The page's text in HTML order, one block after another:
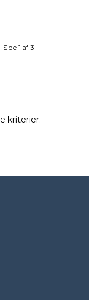
Side 1 af 3
kriterier.